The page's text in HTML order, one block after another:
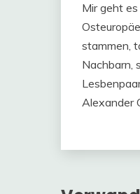
Mir geht
stammen,
Nachbarn,
Alexander